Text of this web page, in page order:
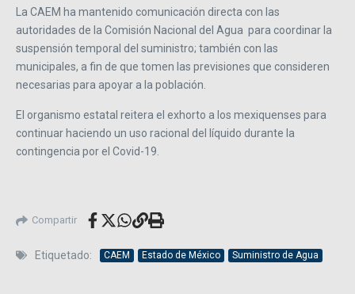
La CAEM ha mantenido comunicación directa con las
autoridades de la Comisión Nacional del Agua para coordinar la
suspensión temporal del suministro; también con las
municipales, a fin de que tomen las previsiones que consideren
necesarias para apoyar a la población.
El organismo estatal reitera el exhorto a los mexiquenses para
continuar haciendo un uso racional del líquido durante la
contingencia por el Covid-19.
Compartir
Etiquetado: CAEM Estado de México Suministro de Agua